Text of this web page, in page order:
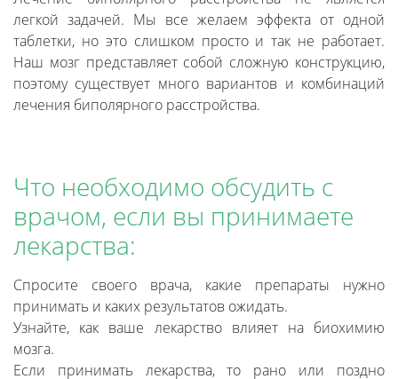
легкой задачей. Мы все желаем эффекта от одной
таблетки, но это слишком просто и так не работает.
Наш мозг представляет собой сложную конструкцию,
поэтому существует много вариантов и комбинаций
лечения биполярного расстройства.
Что необходимо обсудить с
врачом, если вы принимаете
лекарства:
Спросите своего врача, какие препараты нужно
принимать и каких результатов ожидать.
Узнайте, как ваше лекарство влияет на биохимию
мозга.
Если принимать лекарства, то рано или поздно